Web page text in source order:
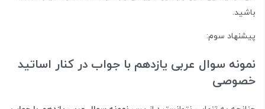
باشید.
پیشنهاد سوم:
نمونه سوال عربی یازدهم با جواب در کنار اساتید
خصوصی